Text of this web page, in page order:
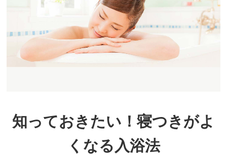
知っておきたい！寝つきがよ
くなる入浴法